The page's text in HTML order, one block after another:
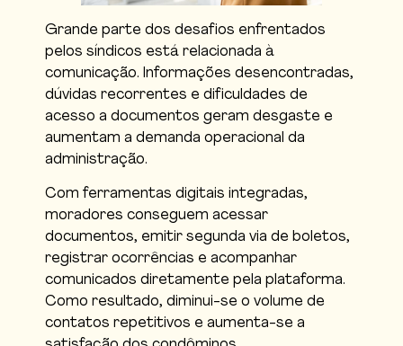
Grande parte dos desafios enfrentados
pelos síndicos está relacionada à
comunicação. Informações desencontradas,
dúvidas recorrentes e dificuldades de
acesso a documentos geram desgaste e
aumentam a demanda operacional da
administração.
Com ferramentas digitais integradas,
moradores conseguem acessar
documentos, emitir segunda via de boletos,
registrar ocorrências e acompanhar
comunicados diretamente pela plataforma.
Como resultado, diminui-se o volume de
contatos repetitivos e aumenta-se a